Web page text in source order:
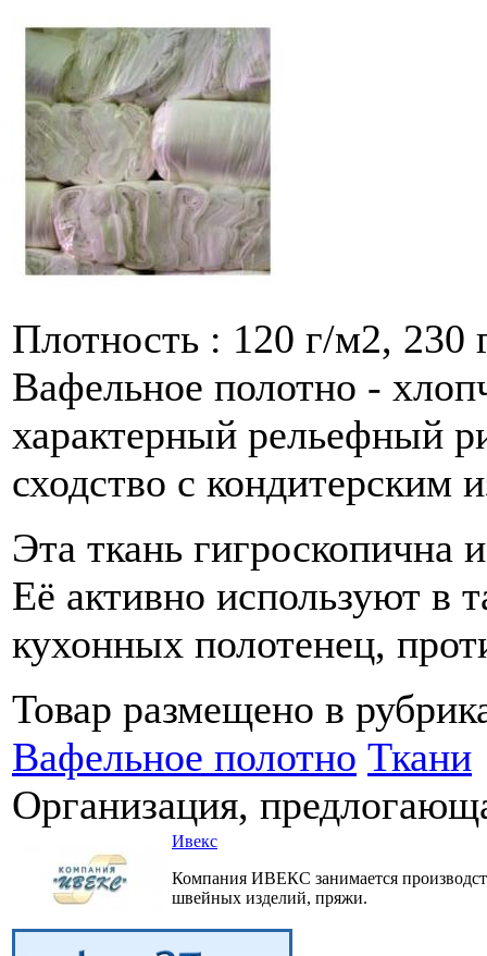
Плотность : 120 г/м2,
Вафельное полотно -
характерный рельефный
сходство с кондитерским
Эта ткань гигроскопична
Её активно используют в
кухонных полотенец,
Товар размещено в
Вафельное полотно Ткани
Организация,
Ивекс
Компания ИВЕКС занимается
швейных изделий, пряжи.